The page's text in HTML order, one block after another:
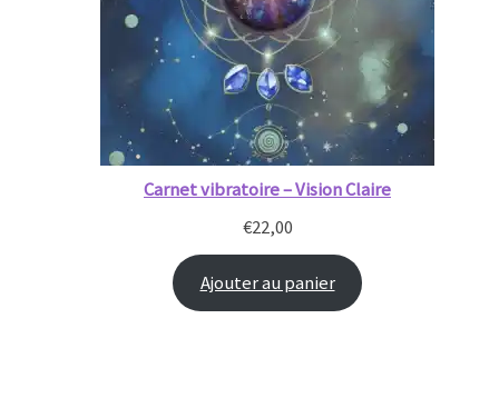
Carnet vibratoire – Vision Claire
€22,00
Ajouter au panier